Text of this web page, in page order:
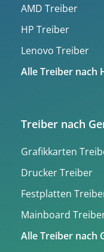
AMD Treiber
HP Treiber
Lenovo Treiber
Alle Treiber nach
Treiber nach
Grafikkarten
Drucker Treiber
Festplatten
Mainboard
Alle Treiber nach